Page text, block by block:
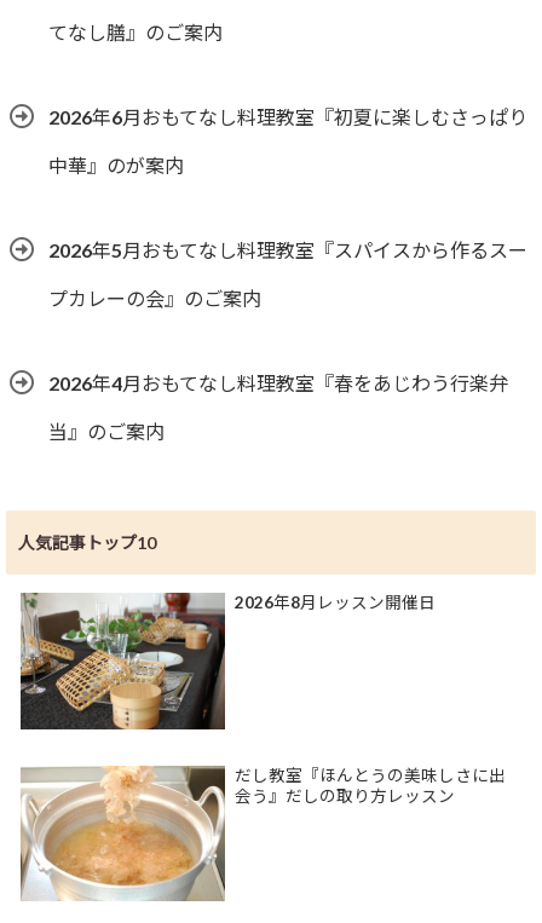
てなし膳』のご案内
2026年6月おもてなし料理教室『初夏に楽しむさっぱり
中華』のが案内
2026年5月おもてなし料理教室『スパイスから作るスー
プカレーの会』のご案内
2026年4月おもてなし料理教室『春をあじわう行楽弁
当』のご案内
人気記事トップ10
2026年8月レッスン開催日
だし教室『ほんとうの美味しさに出
会う』だしの取り方レッスン